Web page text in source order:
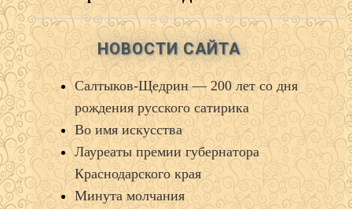
НОВОСТИ САЙТА
Салтыков‑Щедрин — 200 лет со дня
рождения русского сатирика
Во имя искусства
Лауреаты премии губернатора
Краснодарского края
Минута молчания